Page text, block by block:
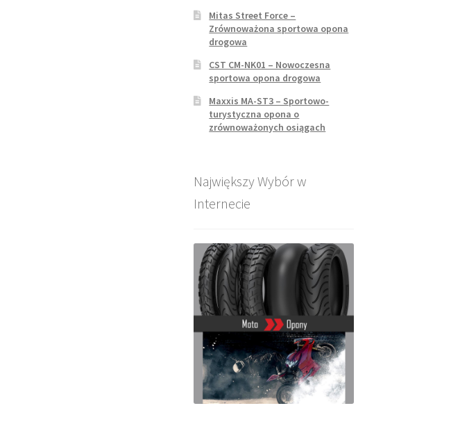
Mitas Street Force –
Zrównoważona sportowa opona
drogowa
CST CM-NK01 – Nowoczesna
sportowa opona drogowa
Maxxis MA-ST3 – Sportowo-
turystyczna opona o
zrównoważonych osiągach
Największy Wybór w
Internecie